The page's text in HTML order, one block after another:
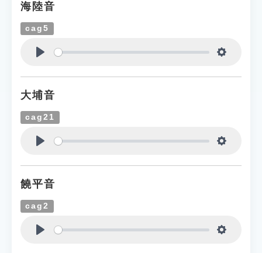
海陸音
cag5
大埔音
cag21
饒平音
cag2